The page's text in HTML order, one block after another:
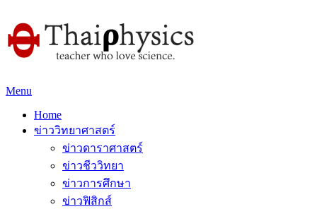
Menu
Home
ข่าววิทยาศาสตร์
ข่าวดาราศาสตร์
ข่าวชีววิทยา
ข่าวการศึกษา
ข่าวฟิสิกส์